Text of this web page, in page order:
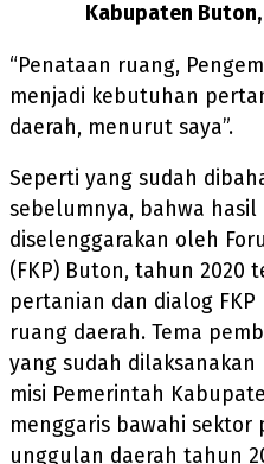
Kabupaten
“Penataan ruang,
menjadi kebutuhan
daerah, menurut saya”.
Seperti yang sudah
sebelumnya, bahwa hasil
diselenggarakan oleh
(FKP) Buton, tahun 2020
pertanian dan dialog
ruang daerah. Tema
yang sudah
misi Pemerintah
menggaris bawahi sektor
unggulan daerah tahun